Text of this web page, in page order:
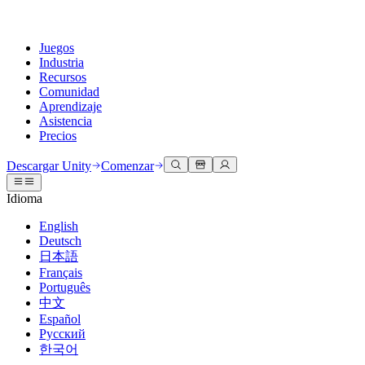
Juegos
Industria
Recursos
Comunidad
Aprendizaje
Asistencia
Precios
Motor de Unity
Crea juegos 2D y 3D para cualquier plataforma
Colaboración
Colabora e itera rápidamente con tu equipo
Descargar Unity
Planes y precios
Implementar
Multiplataforma
Colaboración 3D
Construye y revisa proyectos 3D en tiempo real
Capacitación envolvente
Capacitación en entornos envolventes
Experiencias del cliente
Crea experiencias interactivas en 3D
Industrias
Fabricación
Documentación
Herramientas para desarrolladores
Versiones de lanzamiento y rastreador de problemas
Hoja de ruta
Revisar características próximas
Glosario
Discusiones
Eventos
Eventos globales y locales
Historias de la comunidad
Hecho con Unity
Presentando a los creadores de Unity
Unity Learn
Domina las habilidades de Unity de forma gratuita
Capacitación profesional
Mejora tu equipo con entrenadores de Unity
¿No tienes experiencia con Unity?
Primeros pasos
Pon en marcha tu aprendizaje
Rutas esenciales de Unity
Obtener ayuda
Ayudándote a tener éxito con Unity
Planes de éxito
Alcanza tus metas más rápido con soporte experto
PREGUNTAS FRECUENTES
Respuestas a preguntas comunes
Contáctanos
Conéctate con nuestro equipo
Descargar Unity Comenzar
Idioma
English
Deutsch
日本語
Français
Português
中文
Español
Русский
한국어